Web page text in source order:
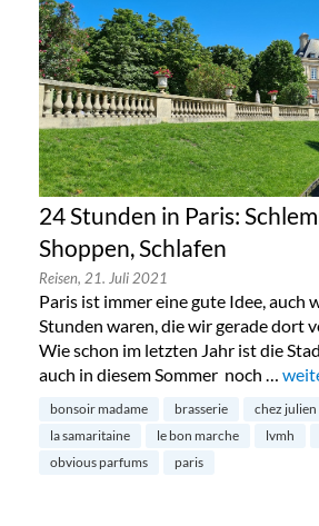
24 Stunden in Paris:
Shoppen, Schlafen
Reisen, 21. Juli 2021
Paris ist immer eine gute Idee, auch
Stunden waren, die wir gerade dort
Wie schon im letzten Jahr ist die
auch in diesem Sommer noch … „24
bonsoir madame brasserie chez julien
la samaritaine
le bon marche lvmh
obvious parfums
paris